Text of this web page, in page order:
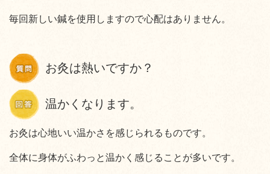
毎回新しい鍼を使用しますので心配はありません。
お灸は熱いですか？
温かくなります。
お灸は心地いい温かさを感じられるものです。
全体に身体がふわっと温かく感じることが多いです。